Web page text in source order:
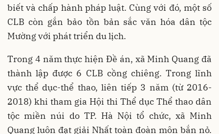
biết và chấp hành pháp luật. Cùng với đó, một số
CLB còn gắn bảo tồn bản sắc văn hóa dân tộc
Mường với phát triển du lịch.
Trong 4 năm thực hiện Đề án, xã Minh Quang đã
thành lập được 6 CLB cồng chiêng. Trong lĩnh
vực thể dục-thể thao, liên tiếp 3 năm (từ 2016-
2018) khi tham gia Hội thi Thể dục Thể thao dân
tộc miền núi do TP. Hà Nội tổ chức, xã Minh
Quang luôn đạt giải Nhất toàn đoàn môn bắn nỏ.